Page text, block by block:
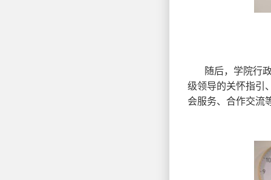
随后，学院行
级领导的关怀指引
会服务、合作交流